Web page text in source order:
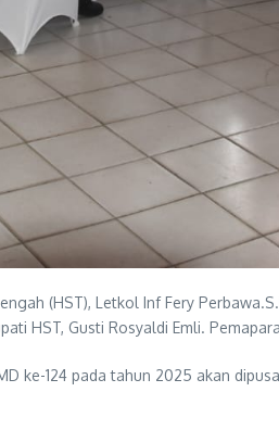
(HST), Letkol Inf Fery
HST, Gusti Rosyaldi Emli.
ke-124 pada tahun 2025 akan